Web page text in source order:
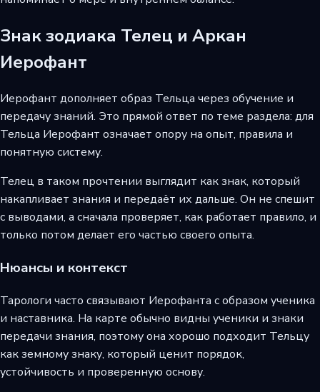
Знак зодиака Телец и Аркан
Иерофант
Иерофант дополняет образ Тельца через обучение и
передачу знаний. Это прямой ответ по теме раздела: для
Тельца Иерофант означает опору на опыт, правила и
понятную систему.
Телец в таком прочтении выглядит как знак, который
накапливает знания и передаёт их дальше. Он не спешит
с выводами, а сначала проверяет, как работает правило, и
только потом делает его частью своего опыта.
Нюансы и контекст
Тарологи часто связывают Иерофанта с образом ученика
и наставника. На карте обычно видны ученики и знаки
передачи знания, поэтому она хорошо подходит Тельцу
как земному знаку, который ценит порядок,
устойчивость и проверенную основу.